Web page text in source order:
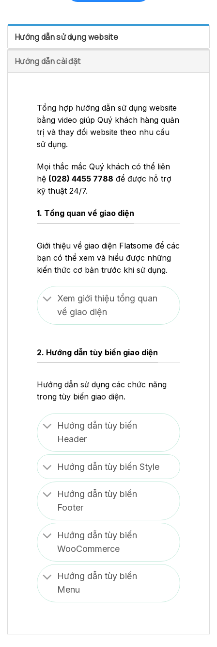
Hướng dẫn sử dụng website
Hướng dẫn cài đặt
Tổng hợp hướng dẫn sử dụng website
bằng video giúp Quý khách hàng quản
trị và thay đổi website theo nhu cầu
sử dụng.
Mọi thắc mắc Quý khách có thể liên
hệ (028) 4455 7788 để được hỗ trợ
kỹ thuật 24/7.
1. Tổng quan về giao diện
Giới thiệu về giao diện Flatsome để các
bạn có thể xem và hiểu được những
kiến thức cơ bản trước khi sử dụng.
Xem giới thiệu tổng quan
về giao diện
2. Hướng dẫn tùy biến giao diện
Hướng dẫn sử dụng các chức năng
trong tùy biến giao diện.
Hướng dẫn tùy biến
Header
Hướng dẫn tùy biến Style
Hướng dẫn tùy biến
Footer
Hướng dẫn tùy biến
WooCommerce
Hướng dẫn tùy biến
Menu